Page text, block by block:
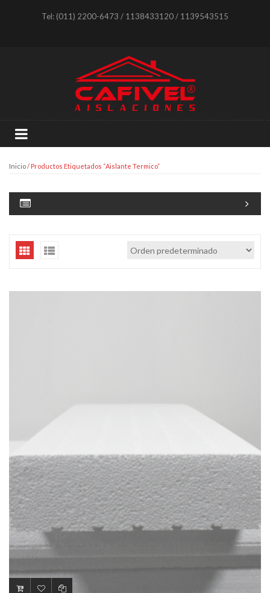
Tel: (011) 2200-6473 / 1138433120 / 1139543515
Inicio/ Productos Etiquetados “Aislante Termico”